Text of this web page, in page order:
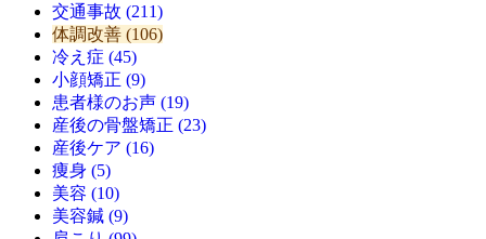
交通事故 (211)
体調改善 (106)
冷え症 (45)
小顔矯正 (9)
患者様のお声 (19)
産後の骨盤矯正 (23)
産後ケア (16)
痩身 (5)
美容 (10)
美容鍼 (9)